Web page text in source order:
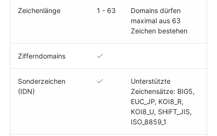
Whois
Responsible
Disclosure
WEITERE
Kundencenter
Zeichenlänge 1 - 63
Domains dürfen
maximal aus 63
Zeichen bestehen
Zifferndomains
Sonderzeichen
(IDN)
Unterstützte
Zeichensätze: BIG5,
EUC_JP, KOI8_R,
KOI8_U, SHIFT_JIS,
ISO_8859_1